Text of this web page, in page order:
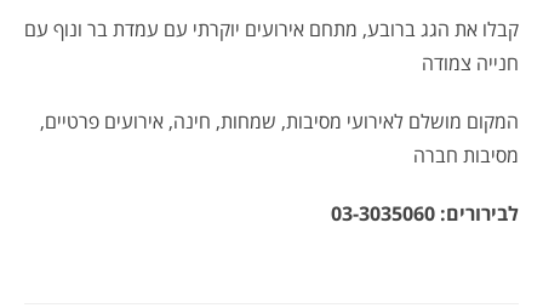
קבלו את הגג ברובע, מתחם אירועים יוקרתי עם עמדת בר ונוף עם
חנייה צמודה
המקום מושלם לאירועי מסיבות, שמחות, חינה, אירועים פרטיים,
מסיבות חברה
לבירורים: 03-3035060